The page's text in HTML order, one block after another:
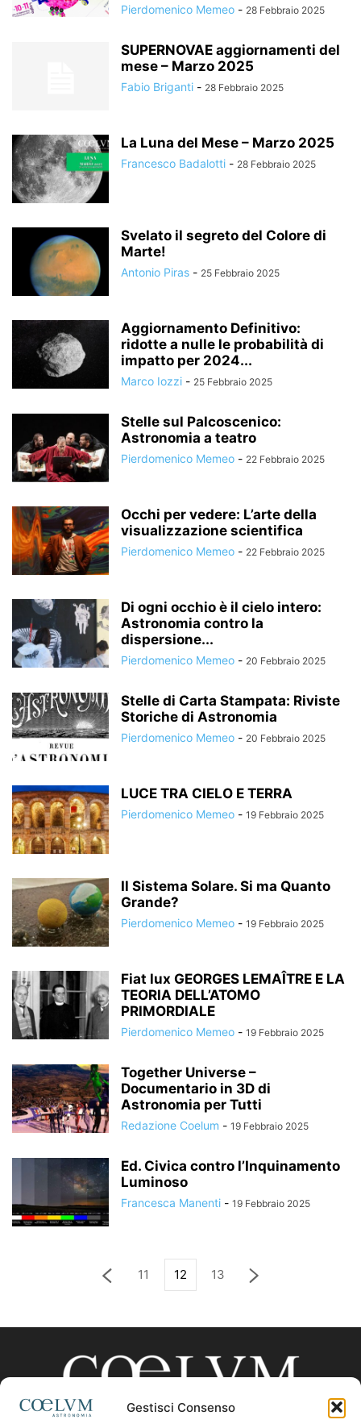
Gestisci Consenso
Pierdomenico Memeo - 28 Febbraio 2025
SUPERNOVAE aggiornamenti del
mese – Marzo 2025
Fabio Briganti - 28 Febbraio 2025
La Luna del Mese – Marzo 2025
Francesco Badalotti - 28 Febbraio 2025
Svelato il segreto del Colore di
Marte!
Antonio Piras - 25 Febbraio 2025
Aggiornamento Definitivo:
ridotte a nulle le probabilità di
impatto per 2024...
Marco Iozzi - 25 Febbraio 2025
Stelle sul Palcoscenico:
Astronomia a teatro
Pierdomenico Memeo - 22 Febbraio 2025
Occhi per vedere: L’arte della
visualizzazione scientifica
Pierdomenico Memeo - 22 Febbraio 2025
Di ogni occhio è il cielo intero:
Astronomia contro la
dispersione...
Pierdomenico Memeo - 20 Febbraio 2025
Stelle di Carta Stampata: Riviste
Storiche di Astronomia
Pierdomenico Memeo - 20 Febbraio 2025
LUCE TRA CIELO E TERRA
Pierdomenico Memeo - 19 Febbraio 2025
Il Sistema Solare. Si ma Quanto
Grande?
Pierdomenico Memeo - 19 Febbraio 2025
Fiat lux GEORGES LEMAÎTRE E LA
TEORIA DELL’ATOMO
PRIMORDIALE
Pierdomenico Memeo - 19 Febbraio 2025
Together Universe –
Documentario in 3D di
Astronomia per Tutti
Redazione Coelum - 19 Febbraio 2025
Ed. Civica contro l’Inquinamento
Luminoso
Francesca Manenti - 19 Febbraio 2025
11 12 13